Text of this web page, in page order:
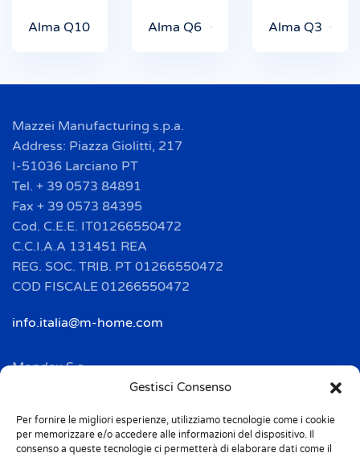
Gestisci Consenso
Per fornire le migliori esperienze, utilizziamo tecnologie come i cookie
per memorizzare e/o accedere alle informazioni del dispositivo. Il
consenso a queste tecnologie ci permetterà di elaborare dati come il
Alma Q10 Alma Q6 Alma Q3
Mazzei Manufacturing s.p.a.
Address: Piazza Giolitti, 217
I-51036 Larciano PT
Tel. + 39 0573 84891
Fax + 39 0573 84395
Cod. C.E.E. IT01266550472
C.C.I.A.A 131451 REA
REG. SOC. TRIB. PT 01266550472
COD FISCALE 01266550472
info.italia@m-home.com
Mondex S.a.
Address: 2 Rue Ampère - BP 120
Tél. + 33(0)3 88 69 20 40
Fax + 33(0)3 88 69 20 41